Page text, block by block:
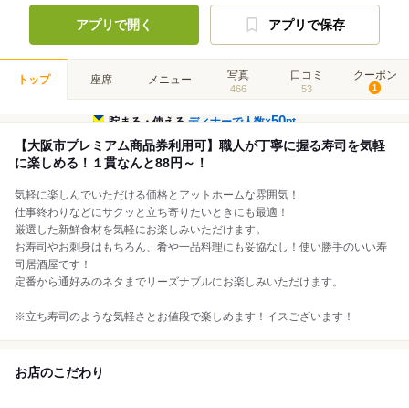
アプリで開く アプリで保存
トップ 座席 メニュー 写真
466
口コミ
53
クーポン
1
貯まる・使えるディナーで人数×50pt
【大阪市プレミアム商品券利用可】職人が丁寧に握る寿司を気軽
に楽しめる！１貫なんと88円～！
気軽に楽しんでいただける価格とアットホームな雰囲気！
仕事終わりなどにサクッと立ち寄りたいときにも最適！
厳選した新鮮食材を気軽にお楽しみいただけます。
お寿司やお刺身はもちろん、肴や一品料理にも妥協なし！使い勝手のいい寿
司居酒屋です！
定番から通好みのネタまでリーズナブルにお楽しみいただけます。
※立ち寿司のような気軽さとお値段で楽しめます！イスございます！
お店のこだわり